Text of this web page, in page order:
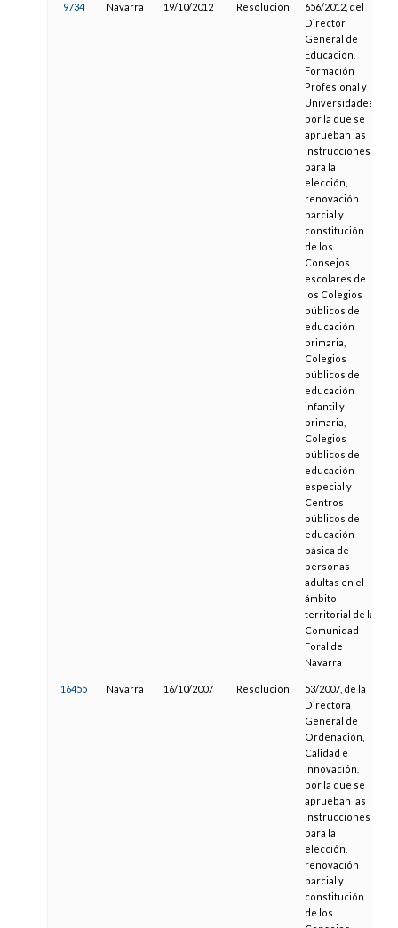
9734 Navarra 19/10/2012 Resolución
656/2012, del
Director
General de
Educación,
Formación
Profesional y
Universidades,
por la que se
aprueban las
instrucciones
para la
elección,
renovación
parcial y
constitución
de los
Consejos
escolares de
los Colegios
públicos de
educación
primaria,
Colegios
públicos de
educación
infantil y
primaria,
Colegios
públicos de
educación
especial y
Centros
públicos de
educación
básica de
personas
adultas en el
ámbito
territorial de la
Comunidad
Foral de
Navarra
16455 Navarra 16/10/2007 Resolución
53/2007, de la
Directora
General de
Ordenación,
Calidad e
Innovación,
por la que se
aprueban las
instrucciones
para la
elección,
renovación
parcial y
constitución
de los